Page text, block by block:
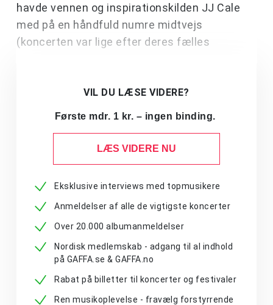
havde vennen og inspirationskilden JJ Cale
med på en håndfuld numre midtvejs
(koncerten var lige efter deres fælles
VIL DU LÆSE VIDERE?
Første mdr. 1 kr. – ingen binding.
LÆS VIDERE NU
Eksklusive interviews med topmusikere
Anmeldelser af alle de vigtigste koncerter
Over 20.000 albumanmeldelser
Nordisk medlemskab - adgang til al indhold
på GAFFA.se & GAFFA.no
Rabat på billetter til koncerter og festivaler
Ren musikoplevelse - fravælg forstyrrende